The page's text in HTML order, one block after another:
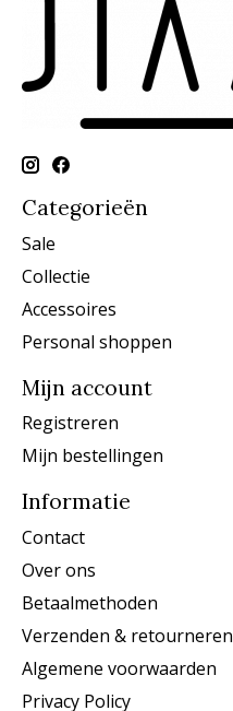
Categorieën
Sale
Collectie
Accessoires
Personal shoppen
Mijn account
Registreren
Mijn bestellingen
Informatie
Contact
Over ons
Betaalmethoden
Verzenden & retourneren
Algemene voorwaarden
Privacy Policy